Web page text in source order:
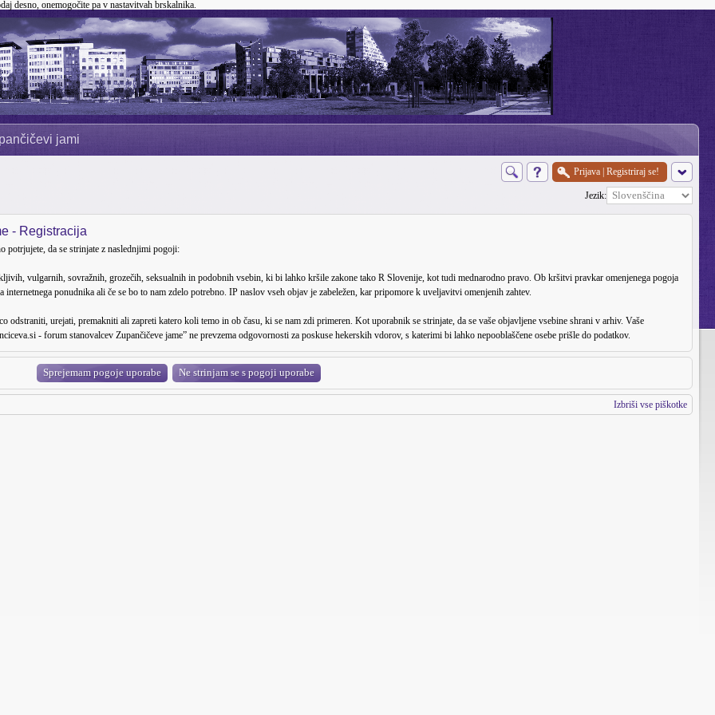
desno, onemogočite pa v nastavitvah brskalnika.
jami
Prijava Registriraj se!
Jezik:
- Registracija
potrjujete, da se strinjate z naslednjimi pogoji:
vulgarnih, sovražnih, grozečih, seksualnih in podobnih vsebin, ki bi lahko kršile zakone tako R Slovenije, kot tudi mednarodno pravo. Ob kršitvi pravkar omenjenega pogoja
ponudnika ali če se bo to nam zdelo potrebno. IP naslov vseh objav je zabeležen, kar pripomore k uveljavitvi omenjenih zahtev.
odstraniti, urejati, premakniti ali zapreti katero koli temo in ob času, ki se nam zdi primeren. Kot uporabnik se strinjate, da se vaše objavljene vsebine shrani v arhiv. Vaše
- forum stanovalcev Zupančičeve jame” ne prevzema odgovornosti za poskuse hekerskih vdorov, s katerimi bi lahko nepooblaščene osebe prišle do podatkov.
Izbriši vse piškotke